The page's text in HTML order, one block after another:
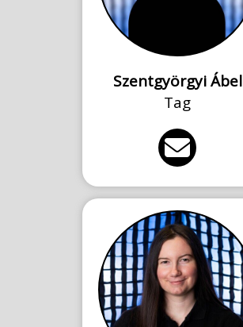
Szentgyörgyi Ábel
Tag